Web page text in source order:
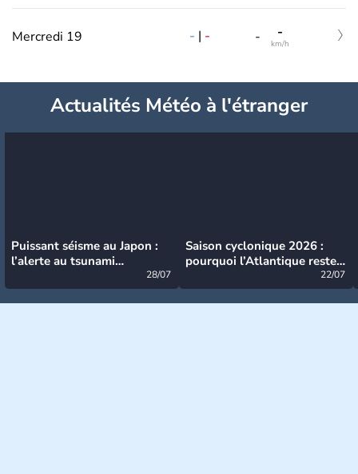
Mercredi 19 - | - - -
km/h
Actualités Météo à l'étranger
Puissant séisme au Japon :
l’alerte au tsunami
28/07
Saison cyclonique 2026 :
pourquoi l’Atlantique reste
22/07